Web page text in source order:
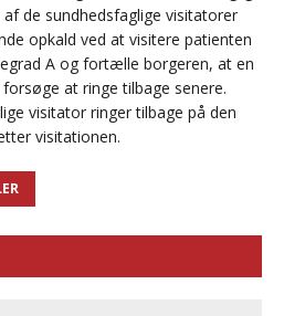
de sundhedsfaglige visitatorer
opkald ved at visitere patienten
A og fortælle borgeren, at en
at ringe tilbage senere.
visitator ringer tilbage på den
visitationen.